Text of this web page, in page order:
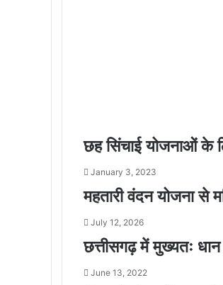
छह सिंचाई योजनाओं के
January 3, 2023
महतारी वंदन योजना से
July 12, 2026
छत्तीसगढ़ में मुख्यतः धान
June 13, 2022